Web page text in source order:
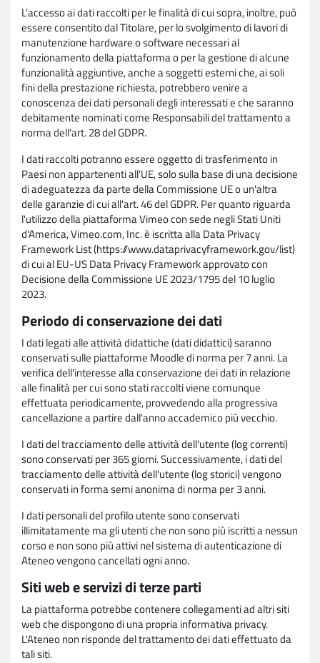
L'accesso ai dati raccolti per le finalità di cui sopra, inoltre, può
essere consentito dal Titolare, per lo svolgimento di lavori di
manutenzione hardware o software necessari al
funzionamento della piattaforma o per la gestione di alcune
funzionalità aggiuntive, anche a soggetti esterni che, ai soli
fini della prestazione richiesta, potrebbero venire a
conoscenza dei dati personali degli interessati e che saranno
debitamente nominati come Responsabili del trattamento a
norma dell'art. 28 del GDPR.
I dati raccolti potranno essere oggetto di trasferimento in
Paesi non appartenenti all'UE, solo sulla base di una decisione
di adeguatezza da parte della Commissione UE o un'altra
delle garanzie di cui all'art. 46 del GDPR. Per quanto riguarda
l'utilizzo della piattaforma Vimeo con sede negli Stati Uniti
d'America, Vimeo.com, Inc. è iscritta alla Data Privacy
Framework List (https://www.dataprivacyframework.gov/list)
di cui al EU-US Data Privacy Framework approvato con
Decisione della Commissione UE 2023/1795 del 10 luglio
2023.
Periodo di conservazione dei dati
I dati legati alle attività didattiche (dati didattici) saranno
conservati sulle piattaforme Moodle di norma per 7 anni. La
verifica dell'interesse alla conservazione dei dati in relazione
alle finalità per cui sono stati raccolti viene comunque
effettuata periodicamente, provvedendo alla progressiva
cancellazione a partire dall'anno accademico più vecchio.
I dati del tracciamento delle attività dell'utente (log correnti)
sono conservati per 365 giorni. Successivamente, i dati del
tracciamento delle attività dell'utente (log storici) vengono
conservati in forma semi anonima di norma per 3 anni.
I dati personali del profilo utente sono conservati
illimitatamente ma gli utenti che non sono più iscritti a nessun
corso e non sono più attivi nel sistema di autenticazione di
Ateneo vengono cancellati ogni anno.
Siti web e servizi di terze parti
La piattaforma potrebbe contenere collegamenti ad altri siti
web che dispongono di una propria informativa privacy.
L'Ateneo non risponde del trattamento dei dati effettuato da
tali siti.